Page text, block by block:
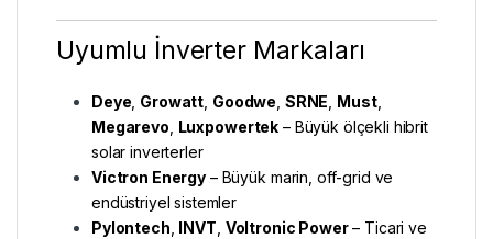
Uyumlu İnverter Markaları
Deye Growatt Goodwe SRNE Must,
Megarevo Luxpowertek – Büyük ölçekli hibrit
solar inverterler
Victron Energy – Büyük marin, off-grid ve
endüstriyel sistemler
Pylontech INVT Voltronic Power– Ticari ve